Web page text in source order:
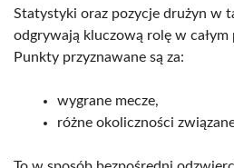
Statystyki oraz pozycje drużyn w
odgrywają kluczową rolę w całym
Punkty przyznawane są za:
wygrane mecze,
różne okoliczności